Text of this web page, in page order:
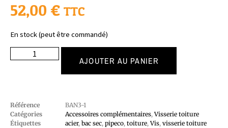
52,00 € TTC
En stock (peut être commandé)
AJOUTER AU PANIER
Référence
BAN3-1
Catégories
Accessoires complémentaires,Visserie toiture
Étiquettes
acier, bac sec, pipeco, toiture,Vis, visserie toiture